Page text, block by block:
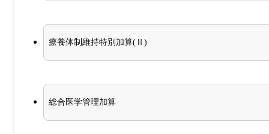
療養体制維持特別加算(Ⅱ)
総合医学管理加算